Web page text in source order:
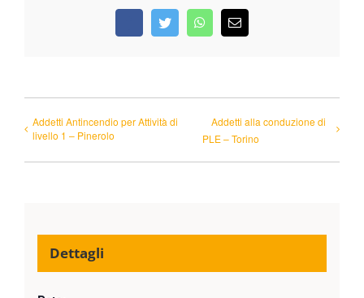
FacebookTwitterWhatsApp
Email
Addetti Antincendio per Attività di
livello 1 – Pinerolo
Addetti alla conduzione di
PLE – Torino
Dettagli